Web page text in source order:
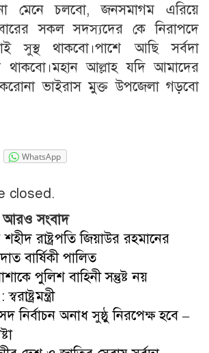
মেনে চলবো, জনসমাগম এরিয়ে
সকল সদস্যদের কে নিরাপদে
সুস্থ থাকবো।পাশে আছি সর্বদা
আল্লাহ যদি আমাদের
ভাইরাস মুক্ত উপজেলা গড়বো
WhatsApp
closed.
সংবাদ
রাষ্ট্রপতি জিয়াউর রহমানের
বার্ষিকী পালিত
পুলিশ বাহিনী সন্তুষ্ট নয়
নির্বাচন অনাধ সুষ্ঠু নিরপেক্ষ হবে –